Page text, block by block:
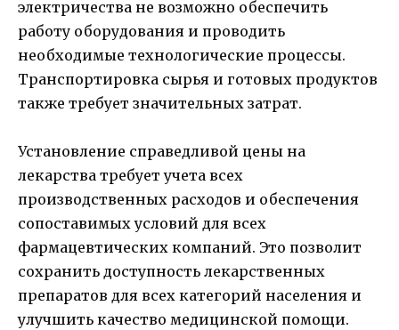
электричества не возможно обеспечить
работу оборудования и проводить
необходимые технологические процессы.
Транспортировка сырья и готовых продуктов
также требует значительных затрат.
Установление справедливой цены на
лекарства требует учета всех
производственных расходов и обеспечения
сопоставимых условий для всех
фармацевтических компаний. Это позволит
сохранить доступность лекарственных
препаратов для всех категорий населения и
улучшить качество медицинской помощи.